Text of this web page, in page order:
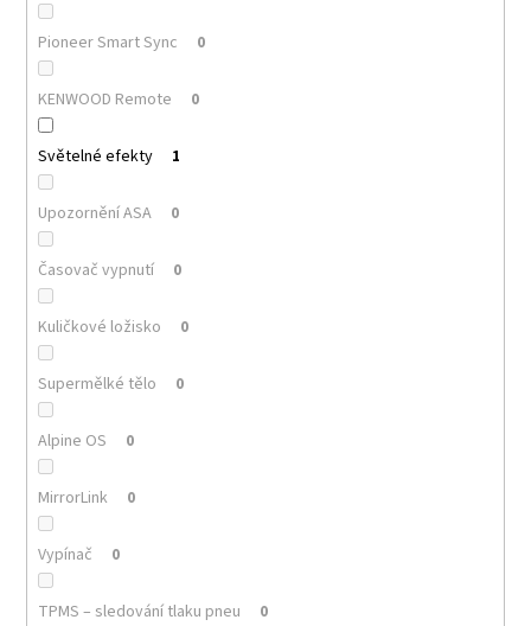
Pioneer Smart Sync 0
KENWOOD Remote 0
Světelné efekty 1
Upozornění ASA 0
Časovač vypnutí 0
Kuličkové ložisko 0
Supermělké tělo 0
Alpine OS 0
MirrorLink 0
Vypínač 0
TPMS – sledování tlaku pneu 0